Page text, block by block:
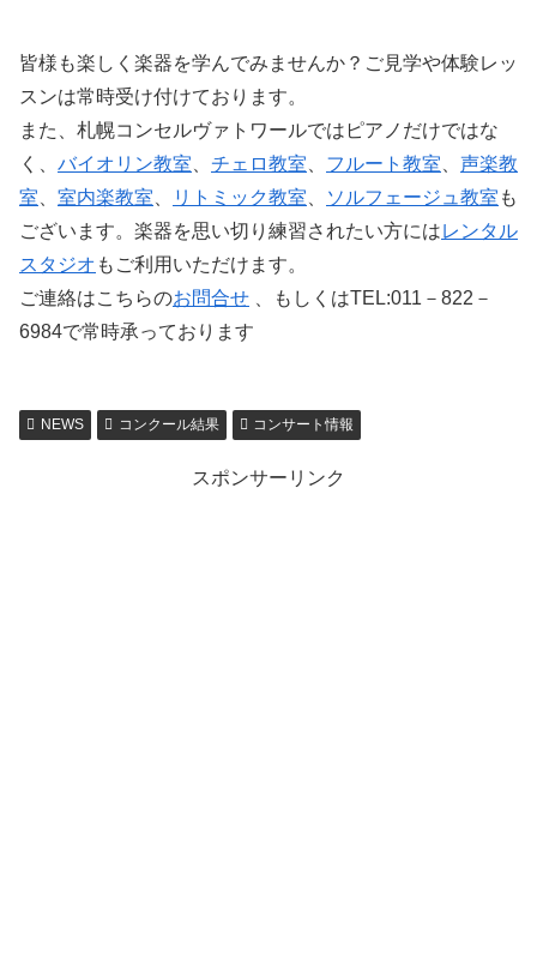
皆様も楽しく楽器を学んでみませんか？ご見学や体験レッ
スンは常時受け付けております。
また、札幌コンセルヴァトワールではピアノだけではな
く、 バイオリン教室 チェロ教室 フルート教室
声楽教
室
室内楽教室 リトミック教室 ソルフェージュ教室 も
ございます。楽器を思い切り練習されたい方にはレンタル
スタジオ もご利用いただけます。
ご連絡はこちらのお問合せ 、もしくはTEL:011－822－
6984で常時承っております
NEWS コンクール結果 コンサート情報
スポンサーリンク